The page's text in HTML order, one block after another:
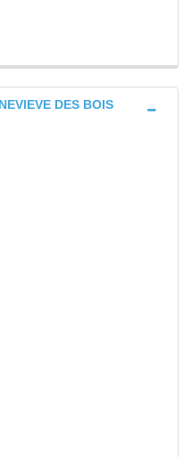
DES BOIS